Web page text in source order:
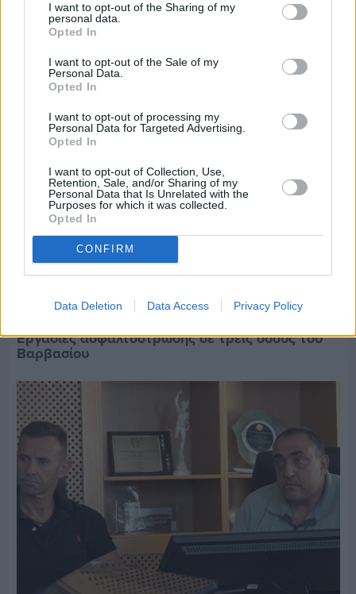
I want to opt-out of the Sharing of my
personal data.
Opted In
I want to opt-out of the Sale of my
Personal Data.
Opted In
I want to opt-out of processing my
Personal Data for Targeted Advertising.
Opted In
I want to opt-out of Collection, Use,
Retention, Sale, and/or Sharing of my
Personal Data that Is Unrelated with the
Purposes for which it was collected.
Opted In
CONFIRM
Data Deletion Data Access Privacy Policy
Πριν 6 ημέρες
Τρίτος στη σφαιροβολία στη διεθνή συνάντηση
Ελλάδας–Κύπρου Κ18 ο Δημήτρης Τέλλιος
Εργασίες ασφαλτόστρωσης σε τρεις οδούς του
Βαρβασίου